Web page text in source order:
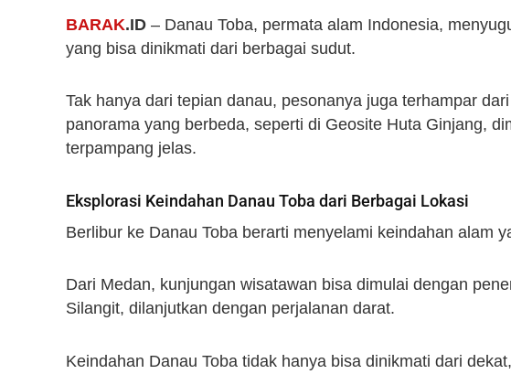
BARAK.ID – Danau Toba, permata alam Indonesia,
yang bisa dinikmati dari berbagai sudut.
Tak hanya dari tepian danau, pesonanya juga terhampar
panorama yang berbeda, seperti di Geosite Huta Ginjang,
terpampang jelas.
Eksplorasi Keindahan Danau Toba dari Berbagai Lokasi
Berlibur ke Danau Toba berarti menyelami keindahan alam
Dari Medan, kunjungan wisatawan bisa dimulai dengan
Silangit, dilanjutkan dengan perjalanan darat.
Keindahan Danau Toba tidak hanya bisa dinikmati dari